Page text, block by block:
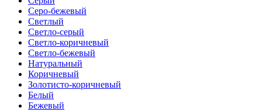
Серо-бежевый
Светлый
Светло-серый
Светло-коричневый
Светло-бежевый
Натуральный
Коричневый
Золотисто-коричневый
Белый
Бежевый